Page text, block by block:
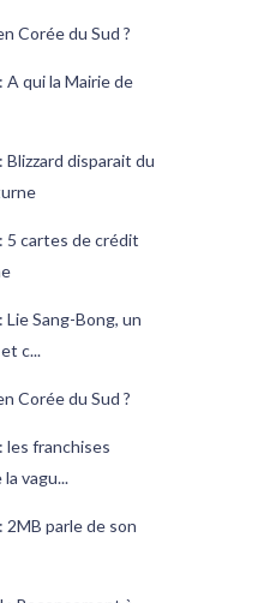
Corée du Sud ?
A qui la Mairie de
Blizzard disparait du
5 cartes de crédit
Lie Sang-Bong, un
c...
Corée du Sud ?
les franchises
vagu...
2MB parle de son